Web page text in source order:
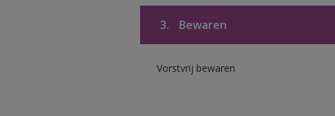
3. Bewaren
Vorstvrij bewaren